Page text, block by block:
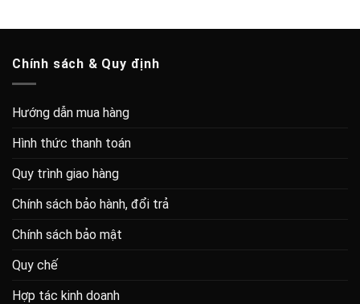
Chính sách & Quy định
Hướng dẫn mua hàng
Hình thức thanh toán
Quy trình giao hàng
Chính sách bảo hành, đổi trả
Chính sách bảo mật
Quy chế
Hợp tác kinh doanh